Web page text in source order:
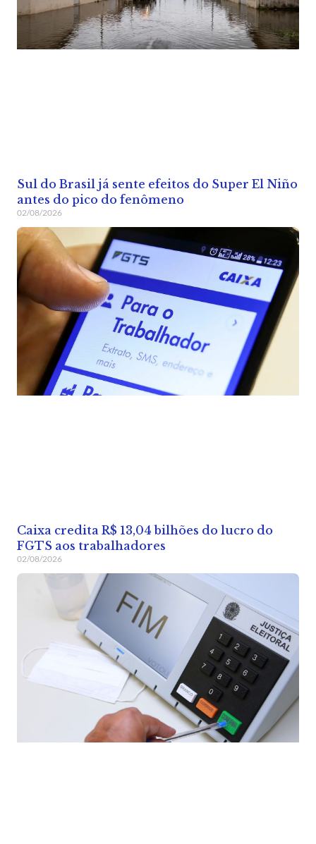
Sul do Brasil já sente efeitos do Super El Niño
antes do pico do fenômeno
02/08/2026
Caixa credita R$ 13,04 bilhões do lucro do
FGTS aos trabalhadores
02/08/2026